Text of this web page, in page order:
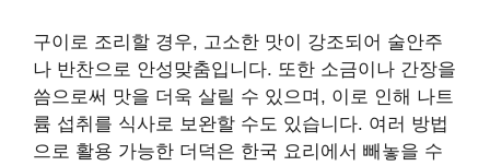
구이로 조리할 경우, 고소한 맛이 강조되어 술안주
나 반찬으로 안성맞춤입니다. 또한 소금이나 간장을
씀으로써 맛을 더욱 살릴 수 있으며, 이로 인해 나트
륨 섭취를 식사로 보완할 수도 있습니다. 여러 방법
으로 활용 가능한 더덕은 한국 요리에서 빼놓을 수